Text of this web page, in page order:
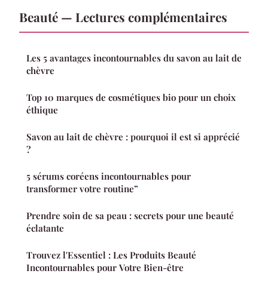
Beauté — Lectures complémentaires
Les 5 avantages incontournables du savon au lait de
chèvre
Top 10 marques de cosmétiques bio pour un choix
éthique
Savon au lait de chèvre : pourquoi il est si apprécié
?
5 sérums coréens incontournables pour
transformer votre routine”
Prendre soin de sa peau : secrets pour une beauté
éclatante
Trouvez l'Essentiel : Les Produits Beauté
Incontournables pour Votre Bien-être